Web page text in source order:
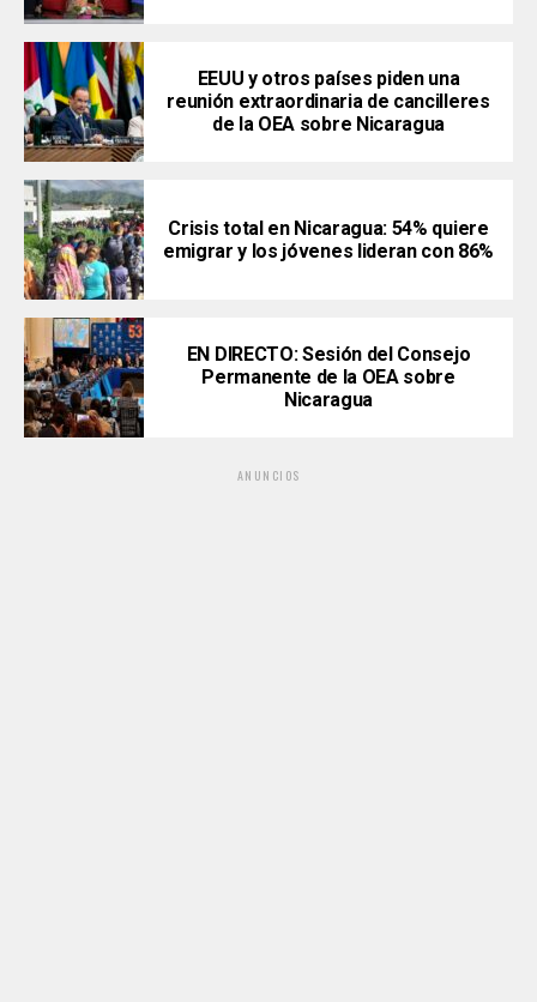
EEUU y otros países piden una
reunión extraordinaria de cancilleres
de la OEA sobre Nicaragua
Crisis total en Nicaragua: 54% quiere
emigrar y los jóvenes lideran con 86%
EN DIRECTO: Sesión del Consejo
Permanente de la OEA sobre
Nicaragua
ANUNCIOS